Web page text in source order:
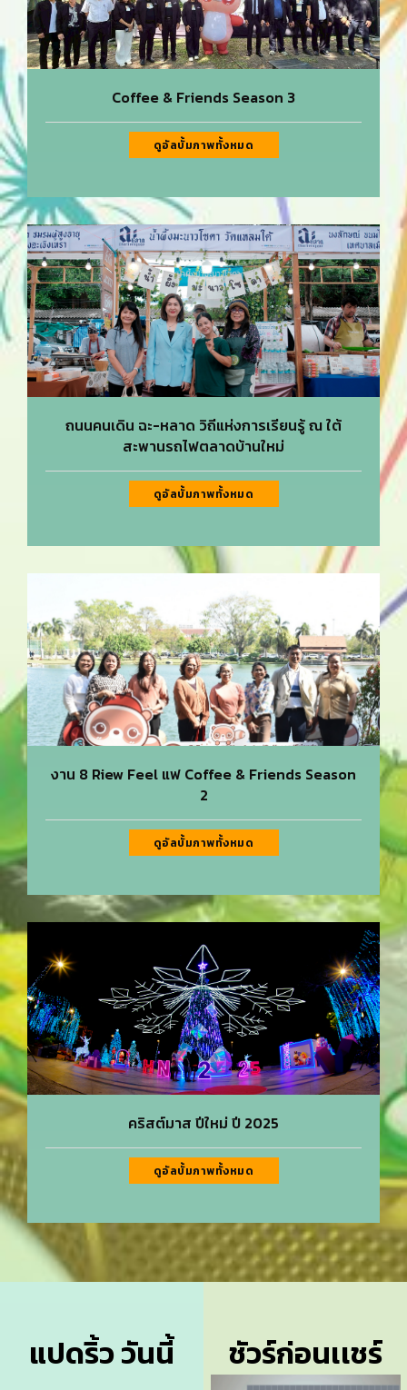
Coffee & Friends Season 3
ดูอัลบั้มภาพทั้งหมด
ถนนคนเดิน ฉะ-หลาด วิถีแห่งการเรียนรู้ ณ ใต้
สะพานรถไฟตลาดบ้านใหม่
ดูอัลบั้มภาพทั้งหมด
งาน 8 Riew Feel แฟ Coffee & Friends Season
2
ดูอัลบั้มภาพทั้งหมด
คริสต์มาส ปีใหม่ ปี 2025
ดูอัลบั้มภาพทั้งหมด
แปดริ้ว วันนี้ ชัวร์ก่อนเเชร์